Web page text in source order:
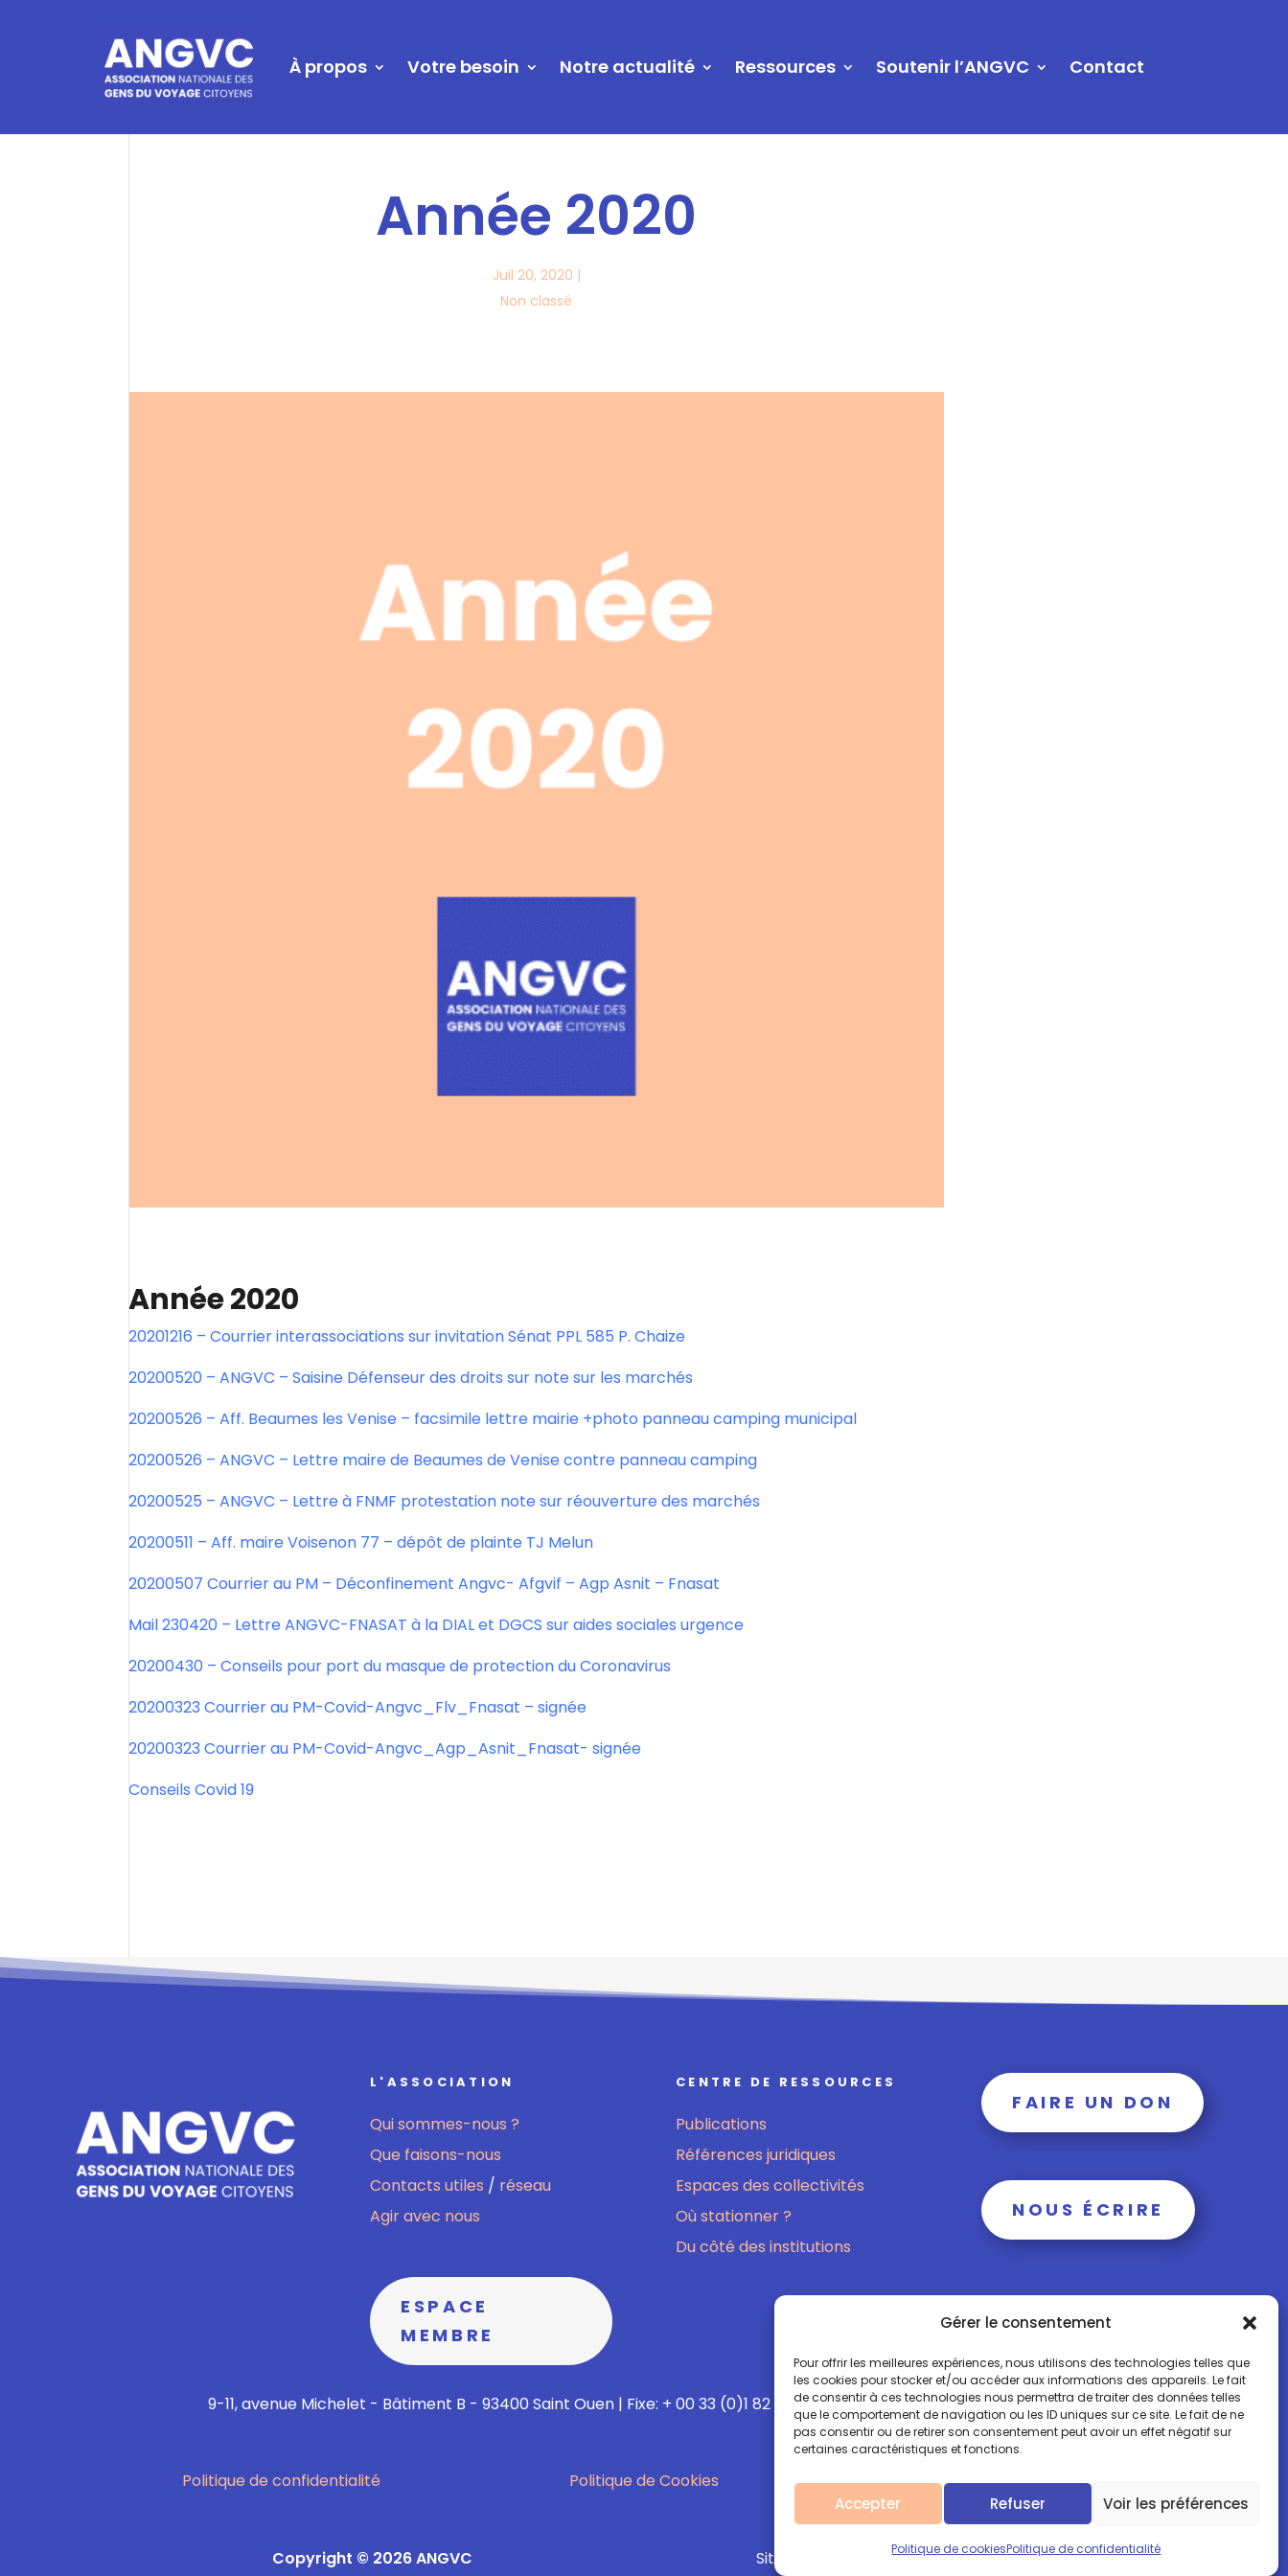
Gérer le consentement
Pour offrir les meilleures expériences, nous utilisons des technologies telles que
les cookies pour stocker et/ou accéder aux informations des appareils. Le fait
de consentir à ces technologies nous permettra de traiter des données telles
que le comportement de navigation ou les ID uniques sur ce site. Le fait de ne
pas consentir ou de retirer son consentement peut avoir un effet négatif sur
certaines caractéristiques et fonctions.
Accepter Refuser Voir les préférences
Politique de cookiesPolitique de confidentialité
À propos Votre besoin Notre actualité Ressources Soutenir l’ANGVC Contact
Année 2020
Juil 20, 2020 |
Non classé
Année 2020
20201216 – Courrier interassociations sur invitation Sénat PPL 585 P. Chaize
20200520 – ANGVC – Saisine Défenseur des droits sur note sur les marchés
20200526 – Aff. Beaumes les Venise – facsimile lettre mairie +photo panneau camping municipal
20200526 – ANGVC – Lettre maire de Beaumes de Venise contre panneau camping
20200525 – ANGVC – Lettre à FNMF protestation note sur réouverture des marchés
20200511 – Aff. maire Voisenon 77 – dépôt de plainte TJ Melun
20200507 Courrier au PM – Déconfinement Angvc- Afgvif – Agp Asnit – Fnasat
Mail 230420 – Lettre ANGVC-FNASAT à la DIAL et DGCS sur aides sociales urgence
20200430 – Conseils pour port du masque de protection du Coronavirus
20200323 Courrier au PM-Covid-Angvc_Flv_Fnasat – signée
20200323 Courrier au PM-Covid-Angvc_Agp_Asnit_Fnasat- signée
Conseils Covid 19
L'ASSOCIATION
Qui sommes-nous ?
Que faisons-nous
Contacts utiles / réseau
Agir avec nous
ESPACE
MEMBRE
CENTRE DE RESSOURCES
Publications
Références juridiques
Espaces des collectivités
Où stationner ?
Du côté des institutions
FAIRE UN DON
NOUS ÉCRIRE
9-11, avenue Michelet - Bâtiment B - 93400 Saint Ouen | Fixe: + 00 33 (0)1 82 02 60 13 | Mobile: + 00 33 (0)6 15 73 65 40
Politique de confidentialité Politique de Cookies Mentions légales
Copyright © 2026 ANGVC Site réalisé avec ♥️ par l'agenceRouge le fil